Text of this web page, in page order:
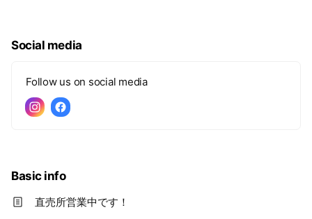
e
Social media
Follow us on social media
Basic info
直売所営業中です！